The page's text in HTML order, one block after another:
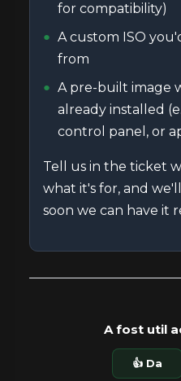
for compatibility)
A custom ISO
from
A pre-built image
already installed
control panel, or
Tell us in the ticket
what it's for, and
soon we can have it
A fost util
👍 Da